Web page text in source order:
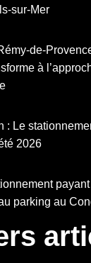
sur-Mer
de-
à
: Le
2026
parking au